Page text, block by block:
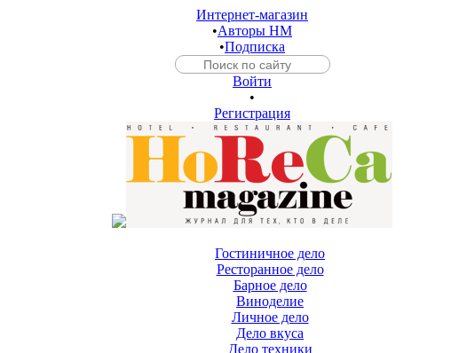
Интернет-магазин
•Авторы HM
•Подписка
Войти
•
Регистрация
Гостиничное дело
Ресторанное дело
Барное дело
Виноделие
Личное дело
Дело вкуса
Дело техники